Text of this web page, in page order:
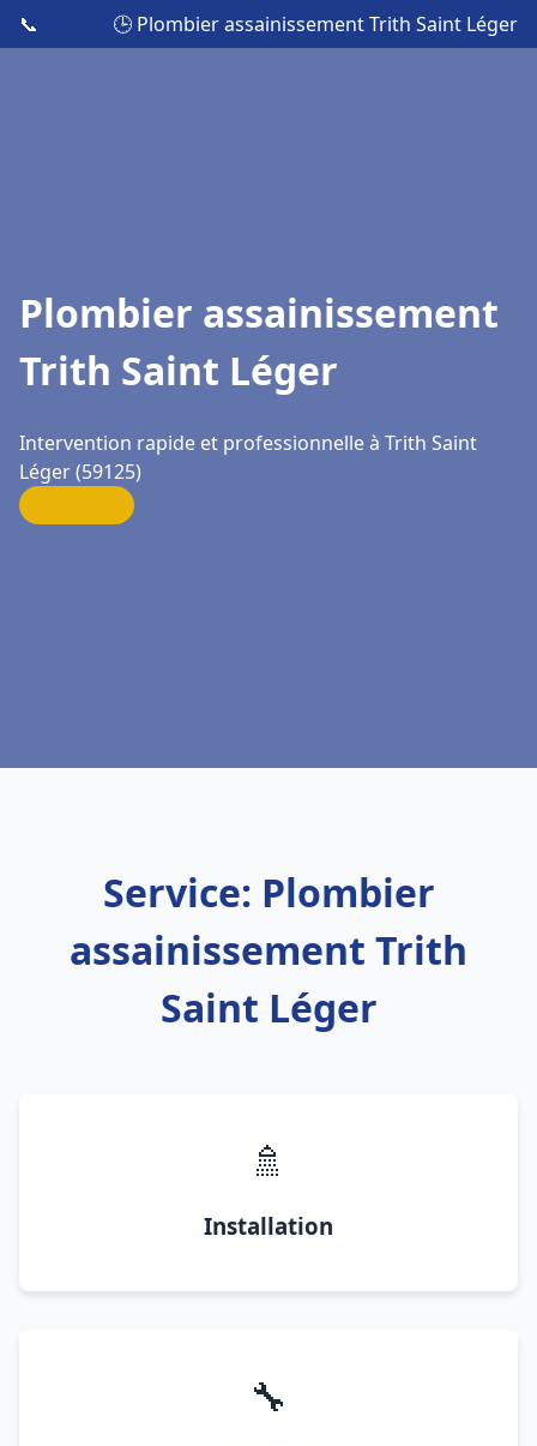
📞 🕒 Plombier assainissement Trith Saint Léger
Plombier assainissement
Trith Saint Léger
Intervention rapide et professionnelle à Trith Saint
Léger (59125)
Service: Plombier
assainissement Trith
Saint Léger
🚿
Installation
🔧